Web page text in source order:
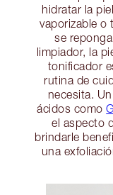
hidratar la
vaporizable o
se
limpiador, la
tonificador
rutina de
necesita.
ácidos como
el aspecto
brindarle
una